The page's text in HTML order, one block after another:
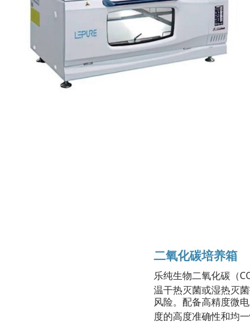
二氧化碳培养箱
乐纯生物二氧化碳（
温干热灭菌或湿热灭
风险。配备高精度微
度的高度准确性和均一